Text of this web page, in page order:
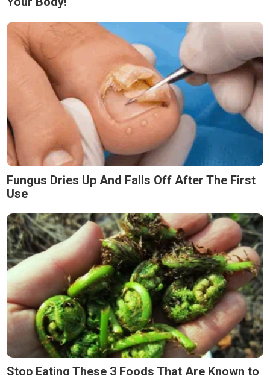
Fungus Dries Up And Falls Off After The First
Use
Stop Eating These 3 Foods That Are Known to